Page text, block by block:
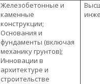
Железобетонные и
каменные
конструкции;
Основания и
фундаменты (включая
механику грунтов);
Инновации в
архитектуре и
строительстве